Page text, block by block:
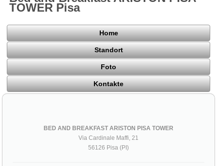
TOWER Pisa
Home
Standort
Foto
Kontakte
BED AND BREAKFAST ARISTON PISA TOWER
Via Cardinale Maffi, 21
56126 Pisa (PI)